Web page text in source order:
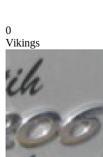
0
Vikings